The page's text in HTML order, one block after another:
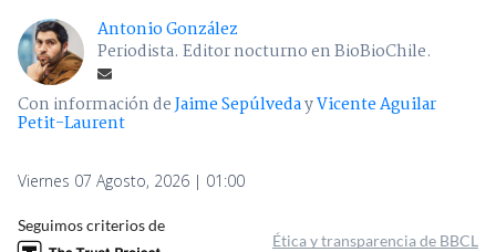
Antonio González
Periodista. Editor nocturno en BioBioChile.
Con información deJaime SepúlvedayVicente Aguilar
Petit-Laurent
Viernes 07 Agosto, 2026 | 01:00
Seguimos criterios de
Ética y transparencia de BBCL